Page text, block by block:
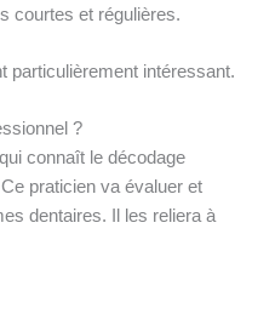
courtes et régulières.
particulièrement intéressant.
?
connaît le décodage
praticien va évaluer et
dentaires. Il les reliera à